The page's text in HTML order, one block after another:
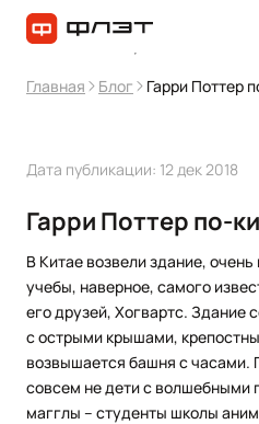
Главная Блог Гарри Поттер
Дата публикации: 12 дек 2018
Гарри Поттер по-
В Китае возвели здание,
учебы, наверное, самого
его друзей, Хогвартс. Здание
с острыми крышами,
возвышается башня с часами.
совсем не дети с волшебными
магглы – студенты школы